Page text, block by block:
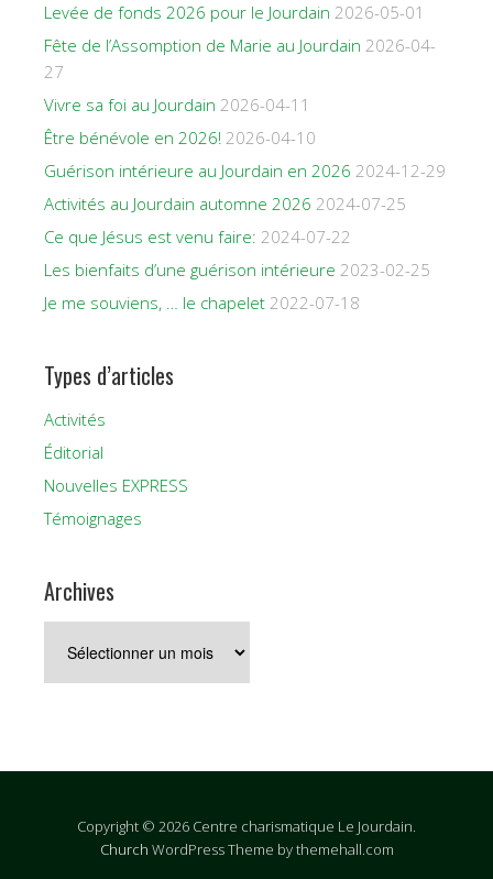
Levée de fonds 2026 pour le Jourdain 2026-05-01
Fête de l’Assomption de Marie au Jourdain 2026-04-
27
Vivre sa foi au Jourdain 2026-04-11
Être bénévole en 2026! 2026-04-10
Guérison intérieure au Jourdain en 2026 2024-12-29
Activités au Jourdain automne 2026 2024-07-25
Ce que Jésus est venu faire: 2024-07-22
Les bienfaits d’une guérison intérieure 2023-02-25
Je me souviens, … le chapelet 2022-07-18
Types d’articles
Activités
Éditorial
Nouvelles EXPRESS
Témoignages
Archives
Copyright © 2026 Centre charismatique Le Jourdain.
Church WordPress Theme by themehall.com